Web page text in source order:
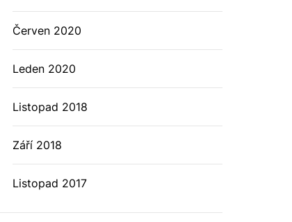
Červen 2020
Leden 2020
Listopad 2018
Září 2018
Listopad 2017